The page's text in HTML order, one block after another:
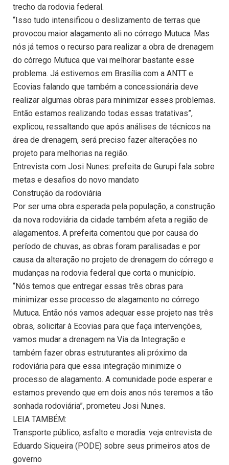
trecho da rodovia federal.
“Isso tudo intensificou o deslizamento de terras que
provocou maior alagamento ali no córrego Mutuca. Mas
nós já temos o recurso para realizar a obra de drenagem
do córrego Mutuca que vai melhorar bastante esse
problema. Já estivemos em Brasília com a ANTT e
Ecovias falando que também a concessionária deve
realizar algumas obras para minimizar esses problemas.
Então estamos realizando todas essas tratativas”,
explicou, ressaltando que após análises de técnicos na
área de drenagem, será preciso fazer alterações no
projeto para melhorias na região.
Entrevista com Josi Nunes: prefeita de Gurupi fala sobre
metas e desafios do novo mandato
Construção da rodoviária
Por ser uma obra esperada pela população, a construção
da nova rodoviária da cidade também afeta a região de
alagamentos. A prefeita comentou que por causa do
período de chuvas, as obras foram paralisadas e por
causa da alteração no projeto de drenagem do córrego e
mudanças na rodovia federal que corta o município.
“Nós temos que entregar essas três obras para
minimizar esse processo de alagamento no córrego
Mutuca. Então nós vamos adequar esse projeto nas três
obras, solicitar à Ecovias para que faça intervenções,
vamos mudar a drenagem na Via da Integração e
também fazer obras estruturantes ali próximo da
rodoviária para que essa integração minimize o
processo de alagamento. A comunidade pode esperar e
estamos prevendo que em dois anos nós teremos a tão
sonhada rodoviária”, prometeu Josi Nunes.
LEIA TAMBÉM:
Transporte público, asfalto e moradia: veja entrevista de
Eduardo Siqueira (PODE) sobre seus primeiros atos de
governo